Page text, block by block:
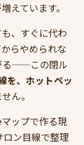
えています。
、すぐに代わ
らやめられな
る——この閉ル
を、ホットペッ
ん。
ップで作る現
ン目線で整理